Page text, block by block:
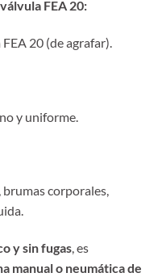
FEA 20:
20 (de agrafar).
y uniforme.
corporales,
y sin fugas, es
manual o neumática de